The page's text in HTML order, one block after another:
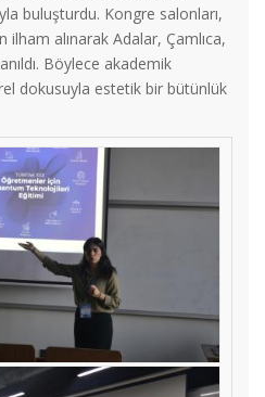
buluşturdu. Kongre salonları,
alınarak Adalar, Çamlıca,
Böylece akademik
dokusuyla estetik bir bütünlük